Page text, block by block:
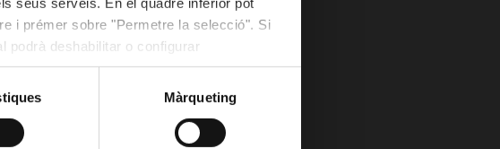
i prémer sobre "Permetre la selecció". Si
podrà deshabilitar o configurar
Màrqueting